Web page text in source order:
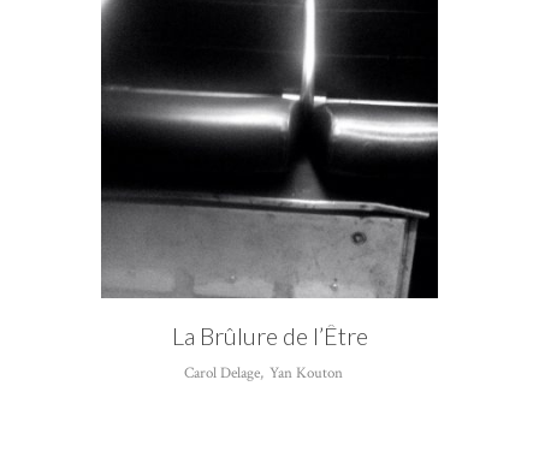
La Brûlure de l’Être
Carol Delage, Yan Kouton